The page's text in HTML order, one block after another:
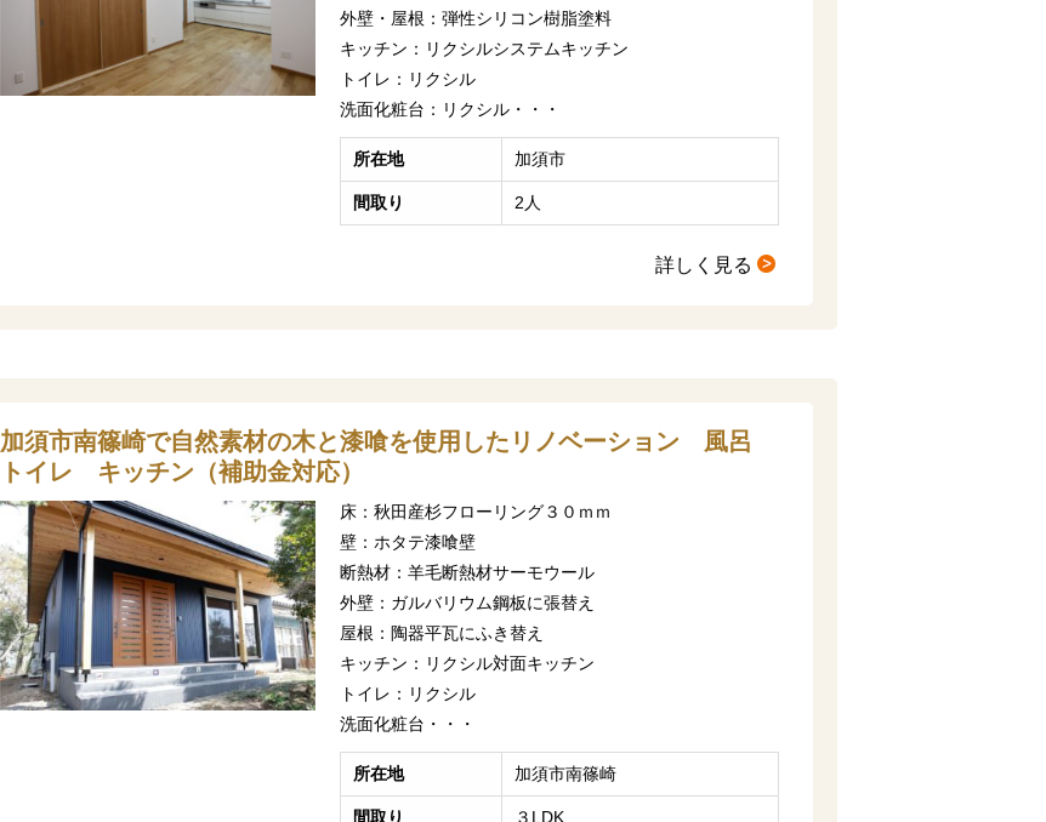
外壁・屋根：弾性シリコン樹脂塗料
キッチン：リクシルシステムキッチン
トイレ：リクシル
洗面化粧台：リクシル・・・
所在地 加須市
間取り 2人
詳しく見る
加須市南篠崎で自然素材の木と漆喰を使用したリノベーション 風呂
トイレ キッチン（補助金対応）
床：秋田産杉フローリング３０ｍｍ
壁：ホタテ漆喰壁
断熱材：羊毛断熱材サーモウール
外壁：ガルバリウム鋼板に張替え
屋根：陶器平瓦にふき替え
キッチン：リクシル対面キッチン
トイレ：リクシル
洗面化粧台・・・
所在地 加須市南篠崎
間取り ３LDK